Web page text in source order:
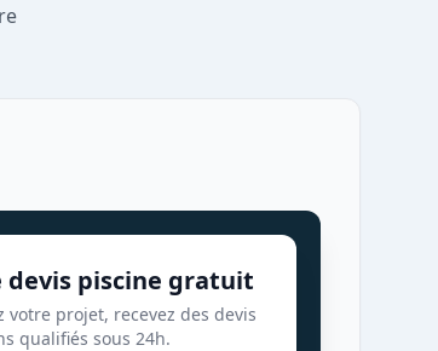
devis piscine gratuit
votre projet, recevez des devis
qualifiés sous 24h.